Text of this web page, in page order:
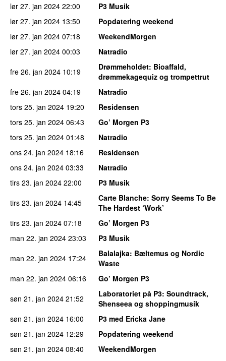
lør 27. jan 2024 22:00
P3 Musik
lør 27. jan 2024 13:50
Popdatering weekend
lør 27. jan 2024 07:18
WeekendMorgen
lør 27. jan 2024 00:03
Natradio
fre 26. jan 2024 10:19 Drømmeholdet: Bioaffald,
drømmekagequiz og trompettrut
fre 26. jan 2024 04:19
Natradio
tors 25. jan 2024 19:20
Residensen
tors 25. jan 2024 06:43
Go’ Morgen P3
tors 25. jan 2024 01:48
Natradio
ons 24. jan 2024 18:16
Residensen
ons 24. jan 2024 03:33
Natradio
tirs 23. jan 2024 22:00
P3 Musik
tirs 23. jan 2024 14:45 Carte Blanche: Sorry Seems To Be
The Hardest ‘Work’
tirs 23. jan 2024 07:18
Go’ Morgen P3
man 22. jan 2024 23:03
P3 Musik
man 22. jan 2024 17:24 Balalajka: Bæltemus og Nordic
Waste
man 22. jan 2024 06:16
Go’ Morgen P3
søn 21. jan 2024 21:52 Laboratoriet på P3: Soundtrack,
Shenseea og shoppingmusik
søn 21. jan 2024 16:00
P3 med Ericka Jane
søn 21. jan 2024 12:29
Popdatering weekend
søn 21. jan 2024 08:40
WeekendMorgen